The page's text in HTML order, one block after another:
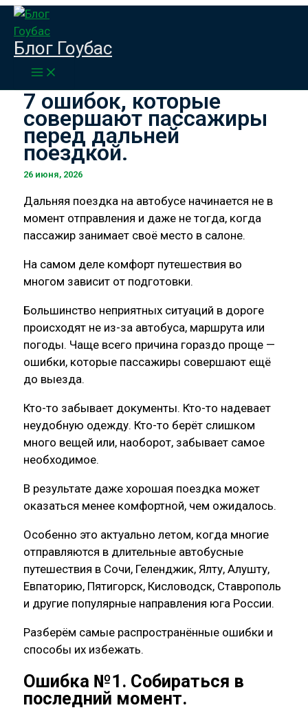
Перейти
содержимому
Блог Гоубас
Главная
7 ошибок, которые совершают пассажиры
перед дальней поездкой.
7 ошибок, которые
совершают пассажиры
перед дальней
поездкой.
26 июня, 2026
Дальняя поездка на автобусе начинается не в
момент отправления и даже не тогда, когда
пассажир занимает своё место в салоне.
На самом деле комфорт путешествия во
многом зависит от подготовки.
Большинство неприятных ситуаций в дороге
происходят не из-за автобуса, маршрута или
погоды. Чаще всего причина гораздо проще —
ошибки, которые пассажиры совершают ещё
до выезда.
Кто-то забывает документы. Кто-то надевает
неудобную одежду. Кто-то берёт слишком
много вещей или, наоборот, забывает самое
необходимое.
В результате даже хорошая поездка может
оказаться менее комфортной, чем ожидалось.
Особенно это актуально летом, когда многие
отправляются в длительные автобусные
путешествия в Сочи, Геленджик, Ялту, Алушту,
Евпаторию, Пятигорск, Кисловодск, Ставрополь
и другие популярные направления юга России.
Разберём самые распространённые ошибки и
способы их избежать.
Ошибка №1. Собираться в
последний момент.